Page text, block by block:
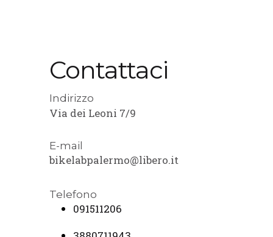
Contattaci
Indirizzo
Via dei Leoni 7/9
E-mail
bikelabpalermo@libero.it
Telefono
091511206